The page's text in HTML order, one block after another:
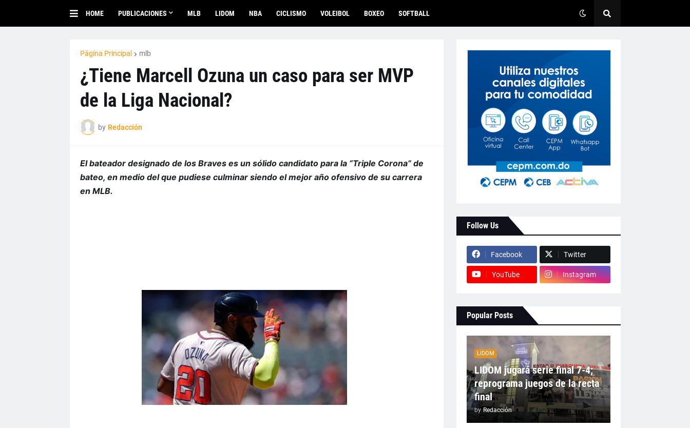
HOME PUBLICACIONES MLB LIDOM NBA CICLISMO VOLEIBOL BOXEO SOFTBALL
Página Principal mlb
¿Tiene Marcell Ozuna un caso para ser MVP
de la Liga Nacional?
by Redacción
El bateador designado de los Braves es un sólido candidato para la “Triple Corona” de
bateo, en medio del que pudiese culminar siendo el mejor año ofensivo de su carrera
en MLB.
Follow Us
Facebook Twitter
YouTube Instagram
Popular Posts
LIDOM
LIDOM jugará serie final 7-4;
reprograma juegos de la recta
final
by Redacción